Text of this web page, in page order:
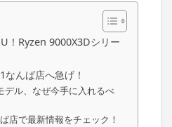
！Ryzen 9000X3Dシリー
んば店へ急げ！
デル、なぜ今手に入れるべ
店で最新情報をチェック！